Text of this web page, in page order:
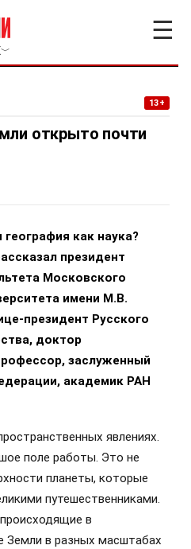
﹀
☰
13+
открыто почти
как наука?
президент
Московского
имени М.В.
президент Русского
доктор
заслуженный
академик РАН
явлениях.
поле работы. Это не
планеты, которые
путешественниками.
в
Земли в разных масштабах